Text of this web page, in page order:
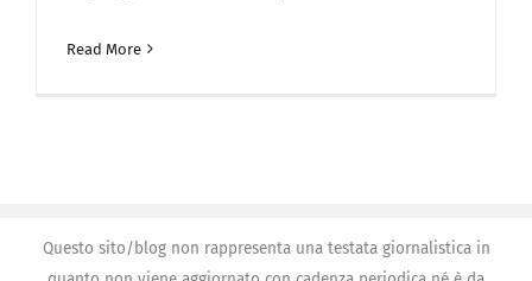
Read More
Questo sito/blog non rappresenta una testata giornalistica in